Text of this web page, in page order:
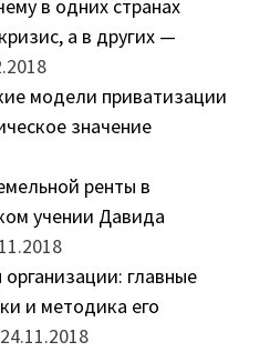
в одних странах
а в других —
модели приватизации
значение
ренты в
учении Давида
главные
и методика его
24.11.2018